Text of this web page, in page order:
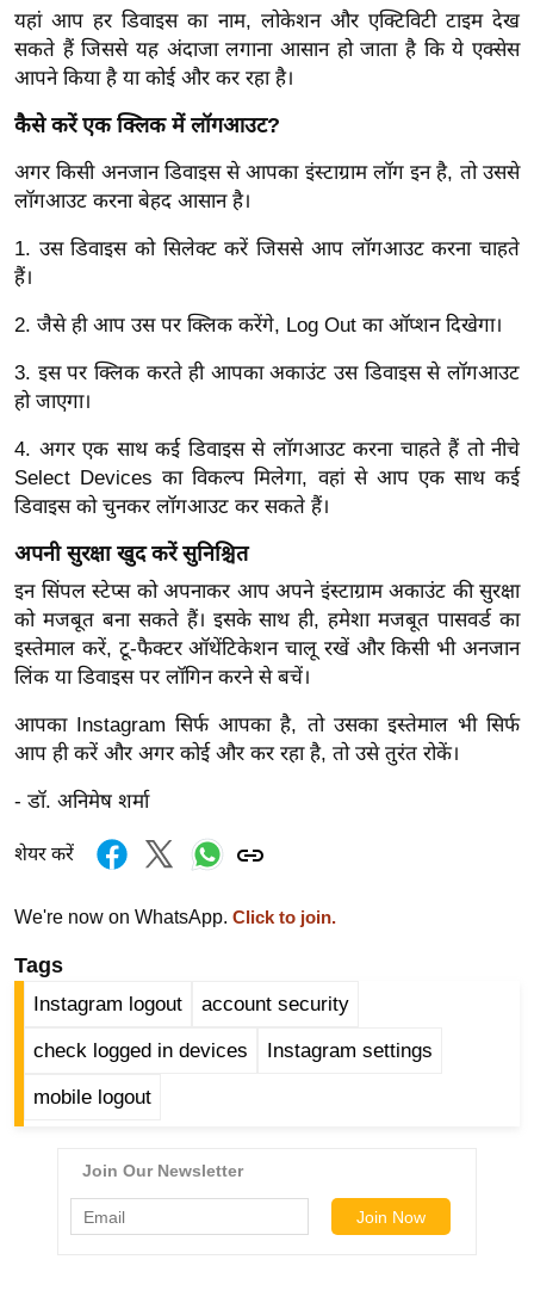
न
ज
ग
त
ली
वु
ड
हॉ
ली
वु
ड
फि
ल्म
स
मी
B
r
e
a
k
i
n
g
N
e
s
इ
फ
स्टा
ल
यहां आप हर डिवाइस का नाम, लोकेशन और एक्टिविटी टाइम देख
सकते हैं जिससे यह अंदाजा लगाना आसान हो जाता है कि ये एक्सेस
आपने किया है या कोई और कर रहा है।
कैसे करें एक क्लिक में लॉगआउट?
अगर किसी अनजान डिवाइस से आपका इंस्टाग्राम लॉग इन है, तो उससे
लॉगआउट करना बेहद आसान है।
1. उस डिवाइस को सिलेक्ट करें जिससे आप लॉगआउट करना चाहते
हैं।
2. जैसे ही आप उस पर क्लिक करेंगे, Log Out का ऑप्शन दिखेगा।
3. इस पर क्लिक करते ही आपका अकाउंट उस डिवाइस से लॉगआउट
हो जाएगा।
4. अगर एक साथ कई डिवाइस से लॉगआउट करना चाहते हैं तो नीचे
Select Devices का विकल्प मिलेगा, वहां से आप एक साथ कई
डिवाइस को चुनकर लॉगआउट कर सकते हैं।
अपनी सुरक्षा खुद करें सुनिश्चित
इन सिंपल स्टेप्स को अपनाकर आप अपने इंस्टाग्राम अकाउंट की सुरक्षा
को मजबूत बना सकते हैं। इसके साथ ही, हमेशा मजबूत पासवर्ड का
इस्तेमाल करें, टू-फैक्टर ऑथेंटिकेशन चालू रखें और किसी भी अनजान
लिंक या डिवाइस पर लॉगिन करने से बचें।
आपका Instagram सिर्फ आपका है, तो उसका इस्तेमाल भी सिर्फ
आप ही करें और अगर कोई और कर रहा है, तो उसे तुरंत रोकें।
- डॉ. अनिमेष शर्मा
शेयर करें
We're now on WhatsApp. Click to join.
Tags
Instagram logout account security
check logged in devices Instagram settings
mobile logout